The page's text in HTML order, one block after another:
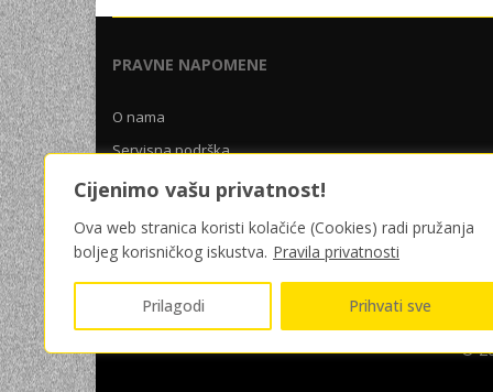
Cijenimo vašu privatnost!
Ova web stranica koristi kolačiće (Cookies) radi pružanja
boljeg korisničkog iskustva. Pravila privatnosti
Prilagodi Prihvati sve
PRAVNE NAPOMENE
O nama
Servisna podrška
Uslovi poslovanja
©